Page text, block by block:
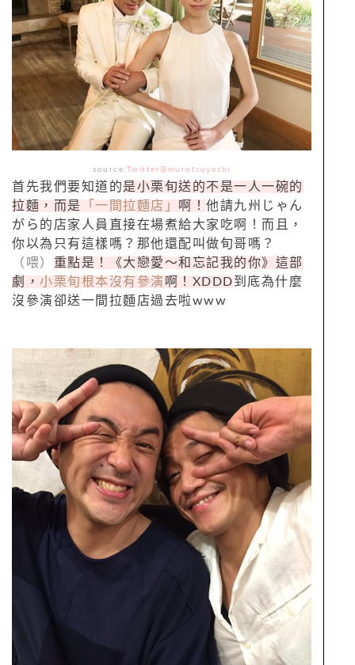
source: Twitter@murotsuyoshi
首先我們要知道的是小栗旬送的不是一人一碗的
拉麵，而是
「一間拉麵店」 啊！ 他請九州じゃん
がら的店家人員直接在場煮給大家吃啊！而且，
你以為只有這樣嗎？那他還配叫做旬哥嗎？
（喂） 重點是！《大戀愛～和忘記我的你》這部
劇， 小栗旬根本沒有參演 啊！XDDD到底為什麼
沒參演卻送一間拉麵店過去啦www